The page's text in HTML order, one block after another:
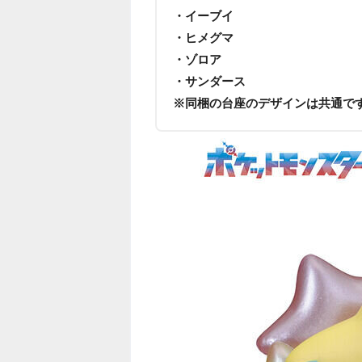
・イーブイ
・ヒメグマ
・ゾロア
・サンダース
※同梱の台座のデザインは共通で